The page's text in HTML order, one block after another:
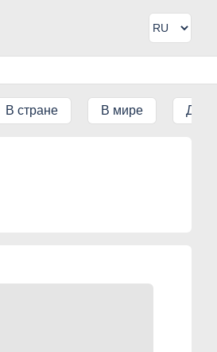
В стране В мире ДК IT